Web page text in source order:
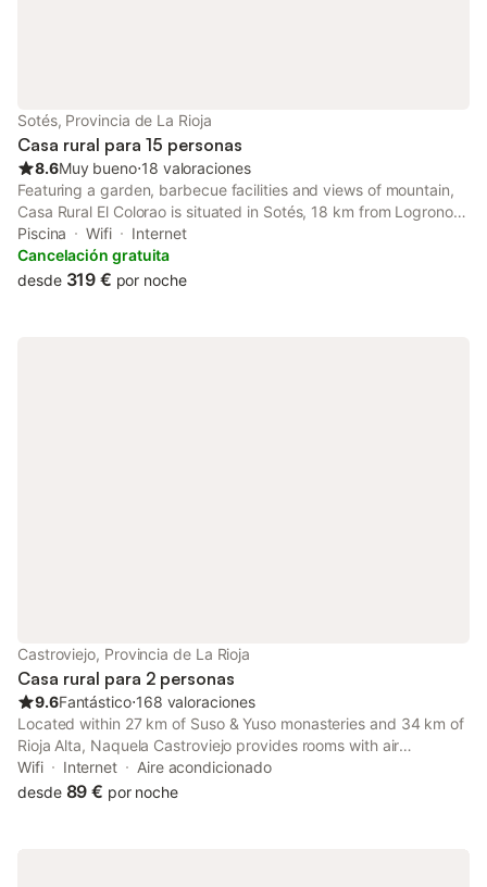
Sotés, Provincia de La Rioja
Casa rural para 15 personas
8.6Muy bueno⋅18 valoraciones
Featuring a garden, barbecue facilities and views of mountain,
Casa Rural El Colorao is situated in Sotés, 18 km from Logrono
Train Station. It is located 18 km from Co-Cathedral of Santa
María de la Redonda and features a shared kitchen.
Piscina Wifi
Internet
Cancelación gratuita
desde 319 € por noche
Castroviejo, Provincia de La Rioja
Casa rural para 2 personas
9.6Fantástico⋅168 valoraciones
Located within 27 km of Suso & Yuso monasteries and 34 km of
Rioja Alta, Naquela Castroviejo provides rooms with air
conditioning and a private bathroom in Castroviejo. Featuring
mountain views and a garden, this country house also offers
Wifi Internet
Aire acondicionado
desde 89 € por noche